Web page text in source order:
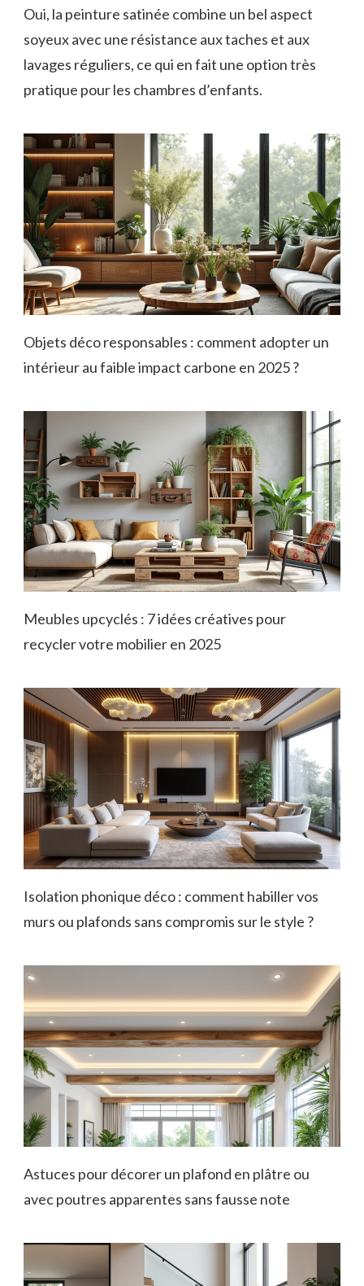
Oui, la peinture satinée combine un bel aspect
soyeux avec une résistance aux taches et aux
lavages réguliers, ce qui en fait une option très
pratique pour les chambres d’enfants.
Objets déco responsables : comment adopter un
intérieur au faible impact carbone en 2025 ?
Meubles upcyclés : 7 idées créatives pour
recycler votre mobilier en 2025
Isolation phonique déco : comment habiller vos
murs ou plafonds sans compromis sur le style ?
Astuces pour décorer un plafond en plâtre ou
avec poutres apparentes sans fausse note